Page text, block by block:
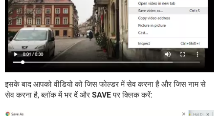
इसके बाद आपको वीडियो को जिस फोल्डर में सेव करना है और जिस नाम से
सेव करना है, ब्लॉक में भर दें और SAVEपर क्लिक करें: